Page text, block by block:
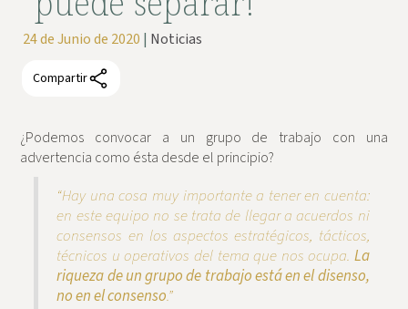
24 de Junio de 2020 | Noticias
Compartir
¿Podemos convocar a un grupo de trabajo con una
advertencia como ésta desde el principio?
“Hay una cosa muy importante a tener en cuenta:
en este equipo no se trata de llegar a acuerdos ni
consensos en los aspectos estratégicos, tácticos,
técnicos u operativos del tema que nos ocupa. La
riqueza de un grupo de trabajo está en el disenso,
no en el consenso.”